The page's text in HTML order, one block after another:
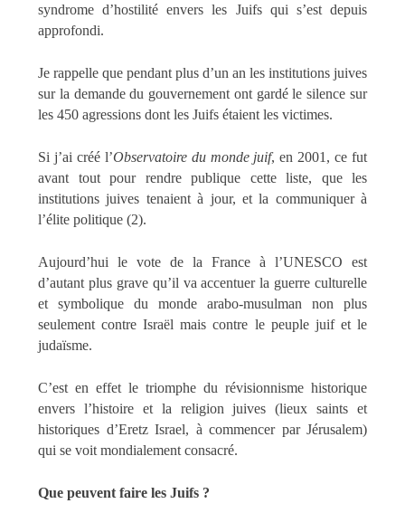
syndrome d’hostilité envers les Juifs qui s’est depuis
approfondi.
Je rappelle que pendant plus d’un an les institutions juives
sur la demande du gouvernement ont gardé le silence sur
les 450 agressions dont les Juifs étaient les victimes.
Si j’ai créé l’Observatoire du monde juif, en 2001, ce fut
avant tout pour rendre publique cette liste, que les
institutions juives tenaient à jour, et la communiquer à
l’élite politique (2).
Aujourd’hui le vote de la France à l’UNESCO est
d’autant plus grave qu’il va accentuer la guerre culturelle
et symbolique du monde arabo-musulman non plus
seulement contre Israël mais contre le peuple juif et le
judaïsme.
C’est en effet le triomphe du révisionnisme historique
envers l’histoire et la religion juives (lieux saints et
historiques d’Eretz Israel, à commencer par Jérusalem)
qui se voit mondialement consacré.
Que peuvent faire les Juifs ?